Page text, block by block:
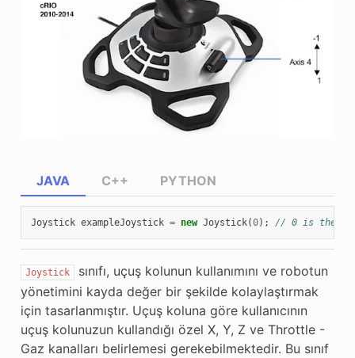
JAVA
Joystick exampleJoystick = new Joystick(0); // 0 is the
C++ PYTHON
Joystick
sınıfı, uçuş kolunun kullanımını ve robotun
yönetimini kayda değer bir şekilde kolaylaştırmak
için tasarlanmıştır. Uçuş koluna göre kullanıcının
uçuş kolunuzun kullandığı özel X, Y, Z ve Throttle -
Gaz kanalları belirlemesi gerekebilmektedir. Bu sınıf